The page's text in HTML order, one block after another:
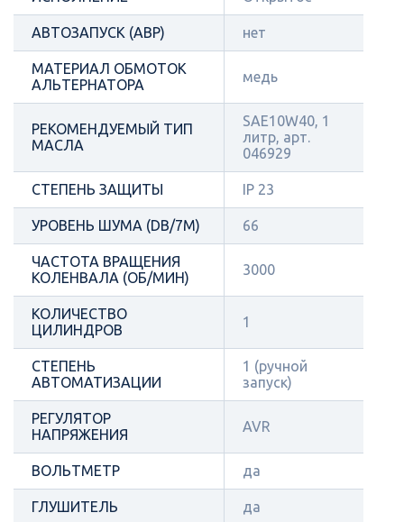
АВТОЗАПУСК (АВР) нет
МАТЕРИАЛ ОБМОТОК
АЛЬТЕРНАТОРА
медь
РЕКОМЕНДУЕМЫЙ ТИП
МАСЛА
SAE10W40, 1
литр, арт.
046929
СТЕПЕНЬ ЗАЩИТЫ IP 23
УРОВЕНЬ ШУМА (DB/7М) 66
ЧАСТОТА ВРАЩЕНИЯ
КОЛЕНВАЛА (ОБ/МИН)
3000
КОЛИЧЕСТВО
ЦИЛИНДРОВ
1
СТЕПЕНЬ
АВТОМАТИЗАЦИИ
1 (ручной
запуск)
РЕГУЛЯТОР
НАПРЯЖЕНИЯ
AVR
ВОЛЬТМЕТР да
ГЛУШИТЕЛЬ да